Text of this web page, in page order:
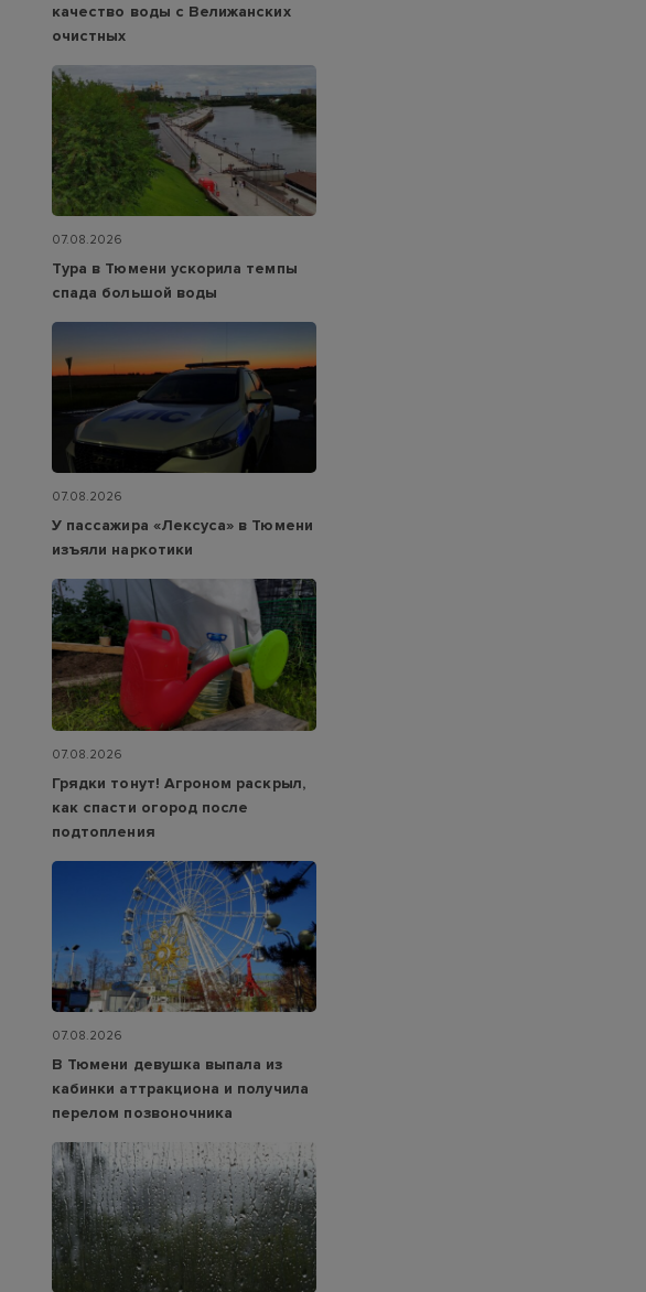
качество воды с Велижанских
очистных
07.08.2026
Тура в Тюмени ускорила темпы
спада большой воды
07.08.2026
У пассажира «Лексуса» в Тюмени
изъяли наркотики
07.08.2026
Грядки тонут! Агроном раскрыл,
как спасти огород после
подтопления
07.08.2026
В Тюмени девушка выпала из
кабинки аттракциона и получила
перелом позвоночника